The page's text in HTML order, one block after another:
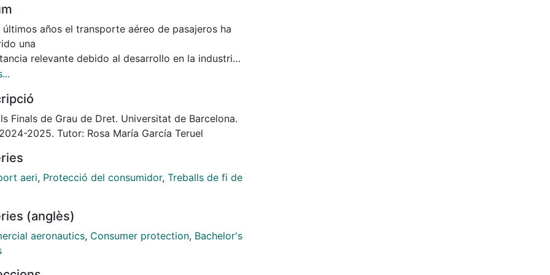
últimos años el transporte aéreo de pasajeros ha
una
relevante debido al desarrollo en la industria
y la expansión
de vuelos
junto con la necesidad de garantizar la
de los derechos de
la responsabilidad
aéreas en aspectos clave como las
por retrasos y
imprevistas, como son los
aéreos.
Finals de Grau de Dret. Universitat de Barcelona.
2025. Tutor: Rosa María García Teruel
aeri, Protecció del consumidor, Treballs de fi de
(anglès)
aeronautics, Consumer protection, Bachelor's